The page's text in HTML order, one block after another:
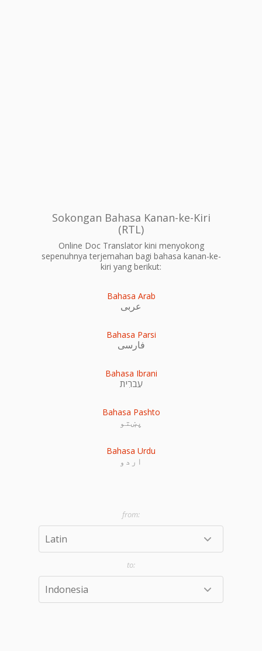
Sokongan Bahasa Kanan-ke-Kiri
(RTL)
Online Doc Translator kini menyokong
sepenuhnya terjemahan bagi bahasa kanan-ke-
kiri yang berikut:
Bahasa Arab
عربى
Bahasa Parsi
فارسی
Bahasa Ibrani
עִברִית
Bahasa Pashto
پښتو
Bahasa Urdu
اردو